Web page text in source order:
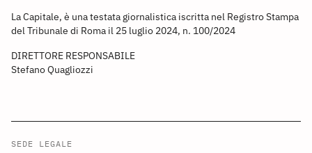
La Capitale, è una testata giornalistica iscritta nel Registro Stampa
del Tribunale di Roma il 25 luglio 2024, n. 100/2024
DIRETTORE RESPONSABILE
Stefano Quagliozzi
SEDE LEGALE